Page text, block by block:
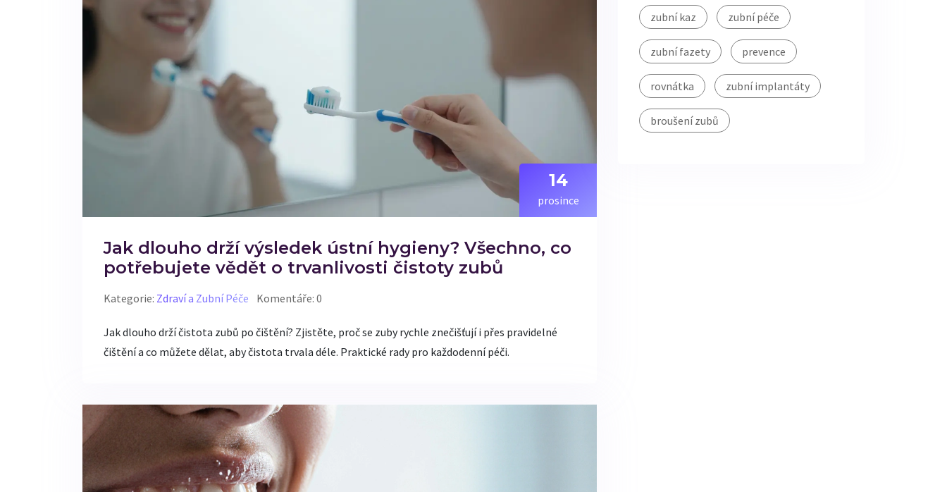
14
prosince
Jak dlouho drží výsledek ústní hygieny? Všechno, co
potřebujete vědět o trvanlivosti čistoty zubů
Kategorie: Zdraví a Zubní Péče Komentáře: 0
Jak dlouho drží čistota zubů po čištění? Zjistěte, proč se zuby rychle znečišťují i přes pravidelné
čištění a co můžete dělat, aby čistota trvala déle. Praktické rady pro každodenní péči.
zubní kaz zubní péče
zubní fazety prevence
rovnátka zubní implantáty
broušení zubů